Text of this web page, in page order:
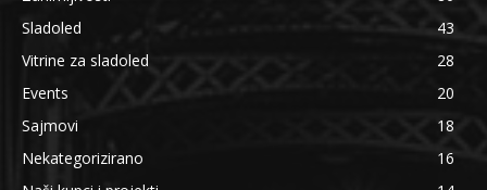
Sladoled
43
Vitrine za sladoled
28
Events
20
Sajmovi
18
Nekategorizirano
16